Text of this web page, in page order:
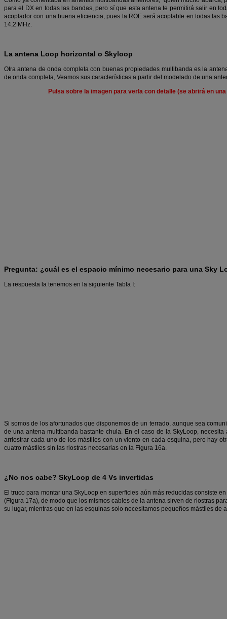
para el DX en todas las bandas, pero sí que esta antena te permitirá salir en
acoplador con una buena eficiencia, pues la ROE será acoplable en todas las
14,2 MHz.
La antena Loop horizontal o Skyloop
Otra antena de onda completa con buenas propiedades multibanda es la
de onda completa, Veamos sus características a partir del modelado de una
Pulsa sobre la imagen para verla con detalle (se abrirá en
Pregunta: ¿cuál es el espacio mínimo necesario para una Sky
La respuesta la tenemos en la siguiente Tabla I:
Si somos de los afortunados que disponemos de un terrado, aunque sea
de una antena multibanda bastante chula. En el caso de la SkyLoop,
arriostrar cada uno de los mástiles con un viento en cada esquina, pero hay
cuatro mástiles sin las riostras necesarias en la Figura 16a.
¿No nos cabe? SkyLoop de 4 Vs invertidas
El truco para montar una SkyLoop en superficies aún más reducidas consiste
(Figura 17a), de modo que los mismos cables de la antena sirven de riostras
su lugar, mientras que en las esquinas solo necesitamos pequeños mástiles de